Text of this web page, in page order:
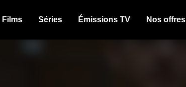
Films Séries Émissions TV Nos offres